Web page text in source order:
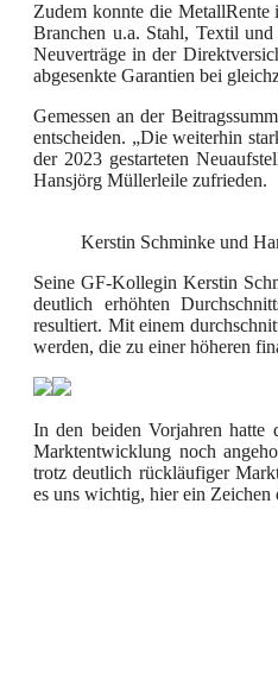
Zudem konnte die MetallRente
Branchen u.a. Stahl, Textil
Neuverträge in der
abgesenkte Garantien bei
Gemessen an der
entscheiden. „Die weiterhin
der 2023 gestarteten
Hansjörg Müllerleile zufrieden.
Kerstin Schminke und
Seine GF-Kollegin Kerstin
deutlich erhöhten
resultiert. Mit einem
werden, die zu einer höheren
In den beiden Vorjahren hatte
Marktentwicklung noch
trotz deutlich rückläufiger
es uns wichtig, hier ein Zeichen